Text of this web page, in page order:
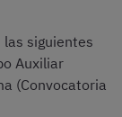
siguientes
Auxiliar
(Convocatoria